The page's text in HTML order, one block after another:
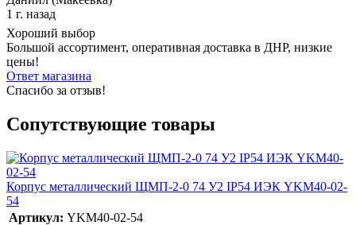
1 г. назад
Хороший выбор
Большой ассортимент, оперативная доставка в ДНР, низкие
цены!
Ответ магазина
Спасибо за отзыв!
Сопутствующие товары
Корпус металлический ЩМП-2-0 74 У2 IP54 ИЭК YKM40-02-
54
Артикул: YKM40-02-54